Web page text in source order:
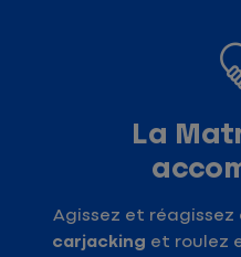
La
Agissez et
carjacking et roulez